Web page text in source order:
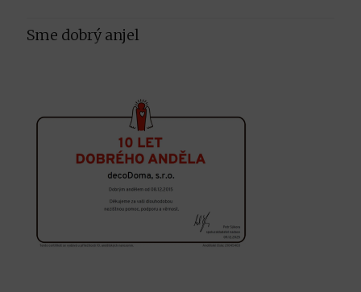
Sme dobrý anjel